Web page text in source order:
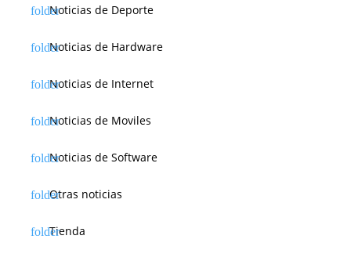
Noticias de Deporte
Noticias de Hardware
Noticias de Internet
Noticias de Moviles
Noticias de Software
Otras noticias
Tienda